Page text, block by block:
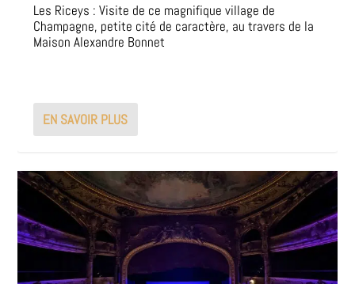
Les Riceys : Visite de ce magnifique village de
Champagne, petite cité de caractère, au travers de la
Maison Alexandre Bonnet
EN SAVOIR PLUS